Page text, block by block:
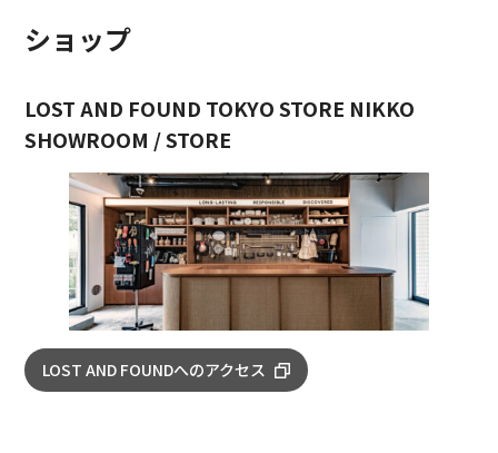
ショップ
LOST AND FOUND TOKYO STORE NIKKO
SHOWROOM / STORE
LOST AND FOUNDへのアクセス